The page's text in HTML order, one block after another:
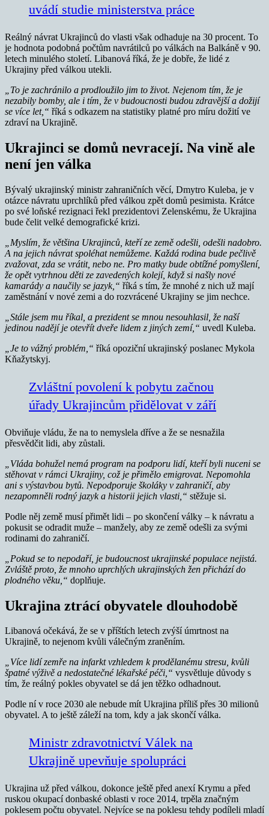
uvádí studie ministerstva práce
Reálný návrat Ukrajinců do vlasti však odhaduje na 30 procent. To
je hodnota podobná počtům navrátilců po válkách na Balkáně v 90.
letech minulého století. Libanová říká, že je dobře, že lidé z
Ukrajiny před válkou utekli.
„To je zachránilo a prodloužilo jim to život. Nejenom tím, že je
nezabily bomby, ale i tím, že v budoucnosti budou zdravější a dožijí
se více let,“ říká s odkazem na statistiky platné pro míru dožití ve
zdraví na Ukrajině.
Ukrajinci se domů nevracejí. Na vině ale
není jen válka
Bývalý ukrajinský ministr zahraničních věcí, Dmytro Kuleba, je v
otázce návratu uprchlíků před válkou zpět domů pesimista. Krátce
po své loňské rezignaci řekl prezidentovi Zelenskému, že Ukrajina
bude čelit velké demografické krizi.
„Myslím, že většina Ukrajinců, kteří ze země odešli, odešli nadobro.
A na jejich návrat spoléhat nemůžeme. Každá rodina bude pečlivě
zvažovat, zda se vrátit, nebo ne. Pro matky bude obtížné pomyšlení,
že opět vytrhnou děti ze zavedených kolejí, když si našly nové
kamarády a naučily se jazyk,“ říká s tím, že mnohé z nich už mají
zaměstnání v nové zemi a do rozvrácené Ukrajiny se jim nechce.
„Stále jsem mu říkal, a prezident se mnou nesouhlasil, že naší
jedinou nadějí je otevřít dveře lidem z jiných zemí,“ uvedl Kuleba.
„Je to vážný problém,“ říká opoziční ukrajinský poslanec Mykola
Kňažytskyj.
Zvláštní povolení k pobytu začnou
úřady Ukrajincům přidělovat v září
Obviňuje vládu, že na to nemyslela dříve a že se nesnažila
přesvědčit lidi, aby zůstali.
„Vláda bohužel nemá program na podporu lidí, kteří byli nuceni se
stěhovat v rámci Ukrajiny, což je přimělo emigrovat. Nepomohla
ani s výstavbou bytů. Nepodporuje školáky v zahraničí, aby
nezapomněli rodný jazyk a historii jejich vlasti,“ stěžuje si.
Podle něj země musí přimět lidi – po skončení války – k návratu a
pokusit se odradit muže – manžely, aby ze země odešli za svými
rodinami do zahraničí.
„Pokud se to nepodaří, je budoucnost ukrajinské populace nejistá.
Zvláště proto, že mnoho uprchlých ukrajinských žen přichází do
plodného věku,“ doplňuje.
Ukrajina ztrácí obyvatele dlouhodobě
Libanová očekává, že se v příštích letech zvýší úmrtnost na
Ukrajině, to nejenom kvůli válečným zraněním.
„Více lidí zemře na infarkt vzhledem k prodělanému stresu, kvůli
špatné výživě a nedostatečné lékařské péči,“ vysvětluje důvody s
tím, že reálný pokles obyvatel se dá jen těžko odhadnout.
Podle ní v roce 2030 ale nebude mít Ukrajina příliš přes 30 milionů
obyvatel. A to ještě záleží na tom, kdy a jak skončí válka.
Ministr zdravotnictví Válek na
Ukrajině upevňuje spolupráci
Ukrajina už před válkou, dokonce ještě před anexí Krymu a před
ruskou okupací donbaské oblasti v roce 2014, trpěla značným
poklesem počtu obyvatel. Nejvíce se na poklesu tehdy podíleli mladí